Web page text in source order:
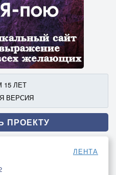
ЛЕТ
ВЕРСИЯ
ПРОЕКТУ
ЛЕНТА